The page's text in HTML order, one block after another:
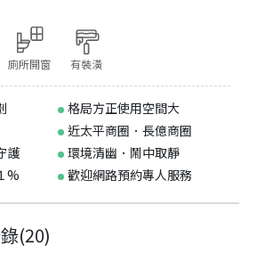
廁所開窗 有裝潢
格局方正使用空間大
近太平商圈．長億商圈
護
環境清幽．鬧中取靜
%
歡迎網路預約專人服務
(20)